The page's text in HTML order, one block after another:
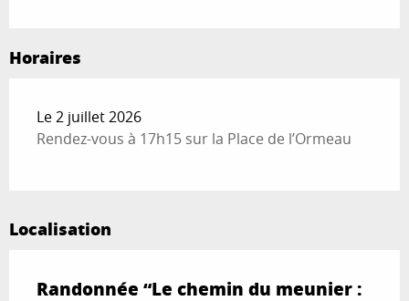
Horaires
Le 2 juillet 2026
Rendez-vous à 17h15 sur la Place de l’Ormeau
Localisation
Randonnée “Le chemin du meunier :